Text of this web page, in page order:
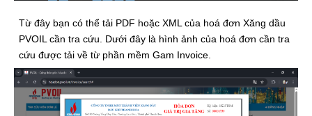
Từ đây bạn có thể tải PDF hoặc XML của hoá đơn Xăng dầu
PVOIL cần tra cứu. Dưới đây là hình ảnh của hoá đơn cần tra
cứu được tải về từ phần mềm Gam Invoice.